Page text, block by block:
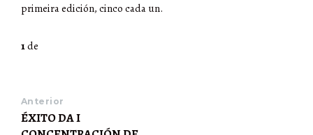
primeira edición, cinco cada un.
1de
Anterior
ÉXITO DA I